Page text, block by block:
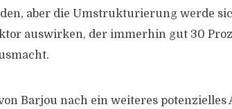
aber die Umstrukturierung werde
auswirken, der immerhin gut 30
Barjou nach ein weiteres